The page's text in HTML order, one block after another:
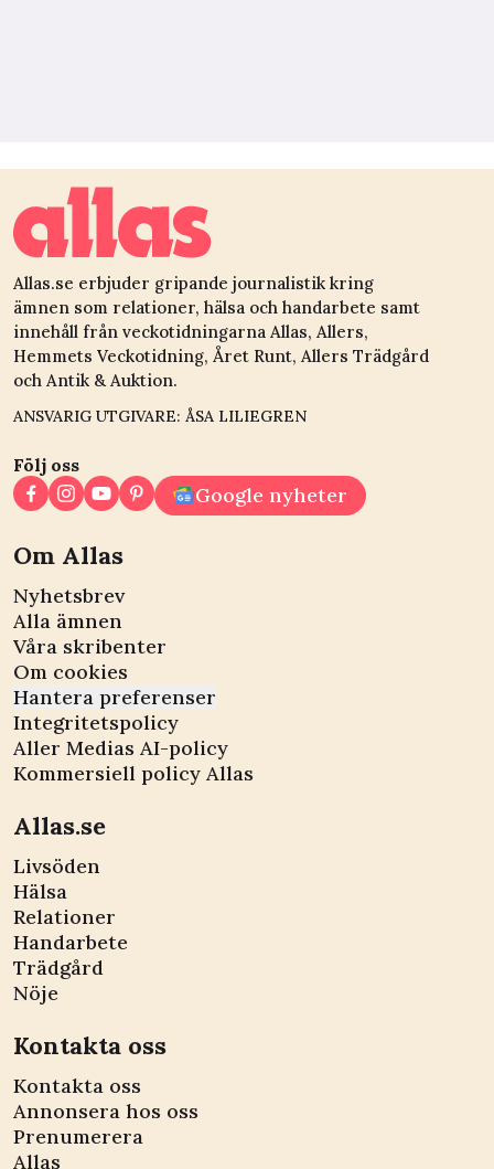
Allas.se erbjuder gripande journalistik kring
ämnen som relationer, hälsa och handarbete samt
innehåll från veckotidningarna Allas, Allers,
Hemmets Veckotidning, Året Runt, Allers Trädgård
och Antik & Auktion.
ANSVARIG UTGIVARE: ÅSA LILIEGREN
Följ oss
Google nyheter
Om Allas
Nyhetsbrev
Alla ämnen
Våra skribenter
Om cookies
Hantera preferenser
Integritetspolicy
Aller Medias AI-policy
Kommersiell policy Allas
Allas.se
Livsöden
Hälsa
Relationer
Handarbete
Trädgård
Nöje
Kontakta oss
Kontakta oss
Annonsera hos oss
Prenumerera
Allas